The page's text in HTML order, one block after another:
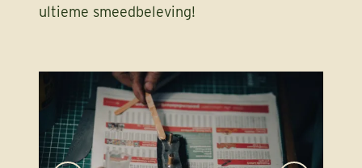
ultieme smeedbeleving!